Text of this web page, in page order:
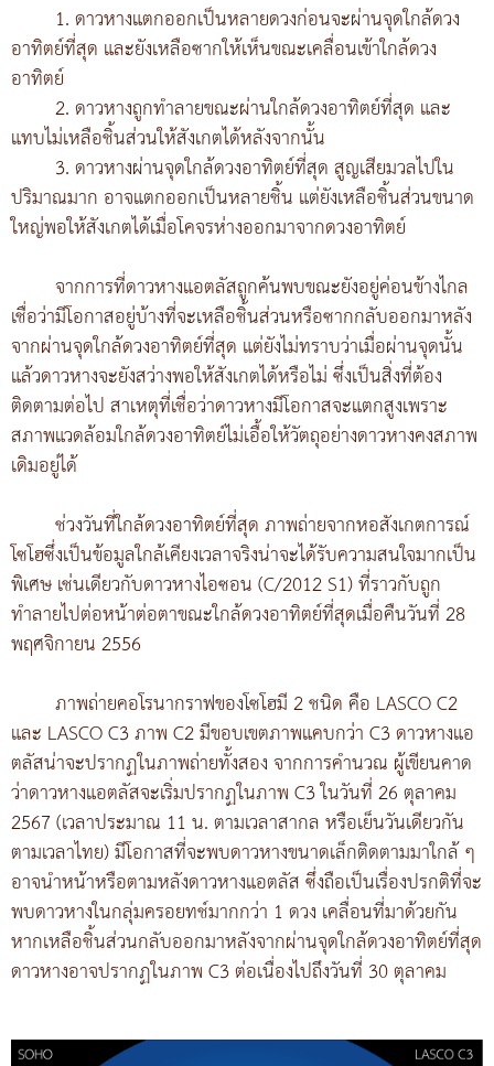
1. ดาวหางแตกออกเป็นหลายดวงก่อนจะผ่านจุดใกล้ดวง
อาทิตย์ที่สุด และยังเหลือซากให้เห็นขณะเคลื่อนเข้าใกล้ดวง
อาทิตย์
2. ดาวหางถูกทำลายขณะผ่านใกล้ดวงอาทิตย์ที่สุด และ
แทบไม่เหลือชิ้นส่วนให้สังเกตได้หลังจากนั้น
3. ดาวหางผ่านจุดใกล้ดวงอาทิตย์ที่สุด สูญเสียมวลไปใน
ปริมาณมาก อาจแตกออกเป็นหลายชิ้น แต่ยังเหลือชิ้นส่วนขนาด
ใหญ่พอให้สังเกตได้เมื่อโคจรห่างออกมาจากดวงอาทิตย์
จากการที่ดาวหางแอตลัสถูกค้นพบขณะยังอยู่ค่อนข้างไกล
เชื่อว่ามีโอกาสอยู่บ้างที่จะเหลือชิ้นส่วนหรือซากกลับออกมาหลัง
จากผ่านจุดใกล้ดวงอาทิตย์ที่สุด แต่ยังไม่ทราบว่าเมื่อผ่านจุดนั้น
แล้วดาวหางจะยังสว่างพอให้สังเกตได้หรือไม่ ซึ่งเป็นสิ่งที่ต้อง
ติดตามต่อไป สาเหตุที่เชื่อว่าดาวหางมีโอกาสจะแตกสูงเพราะ
สภาพแวดล้อมใกล้ดวงอาทิตย์ไม่เอื้อให้วัตถุอย่างดาวหางคงสภาพ
เดิมอยู่ได้
ช่วงวันที่ใกล้ดวงอาทิตย์ที่สุด ภาพถ่ายจากหอสังเกตการณ์
โซโฮซึ่งเป็นข้อมูลใกล้เคียงเวลาจริงน่าจะได้รับความสนใจมากเป็น
พิเศษ เช่นเดียวกับดาวหางไอซอน (C/2012 S1) ที่ราวกับถูก
ทำลายไปต่อหน้าต่อตาขณะใกล้ดวงอาทิตย์ที่สุดเมื่อคืนวันที่ 28
พฤศจิกายน 2556
ภาพถ่ายคอโรนากราฟของโซโฮมี 2 ชนิด คือ LASCO C2
และ LASCO C3 ภาพ C2 มีขอบเขตภาพแคบกว่า C3 ดาวหางแอ
ตลัสน่าจะปรากฏในภาพถ่ายทั้งสอง จากการคำนวณ ผู้เขียนคาด
ว่าดาวหางแอตลัสจะเริ่มปรากฏในภาพ C3 ในวันที่ 26 ตุลาคม
2567 (เวลาประมาณ 11 น. ตามเวลาสากล หรือเย็นวันเดียวกัน
ตามเวลาไทย) มีโอกาสที่จะพบดาวหางขนาดเล็กติดตามมาใกล้ ๆ
อาจนำหน้าหรือตามหลังดาวหางแอตลัส ซึ่งถือเป็นเรื่องปรกติที่จะ
พบดาวหางในกลุ่มครอยทช์มากกว่า 1 ดวง เคลื่อนที่มาด้วยกัน
หากเหลือชิ้นส่วนกลับออกมาหลังจากผ่านจุดใกล้ดวงอาทิตย์ที่สุด
ดาวหางอาจปรากฏในภาพ C3 ต่อเนื่องไปถึงวันที่ 30 ตุลาคม